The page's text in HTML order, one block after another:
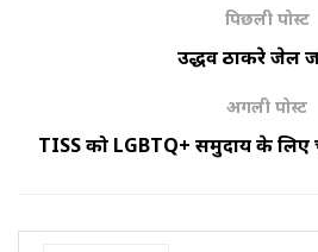
पिछली पोस्ट
उद्धव ठाकरे जेल
अगली पोस्ट
TISS को LGBTQ+ समुदाय के लिए